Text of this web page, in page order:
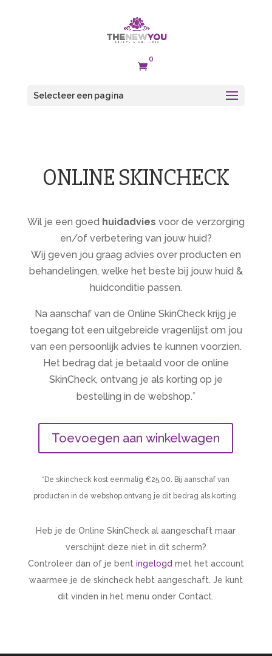

0
Selecteer een pagina
ONLINE SKINCHECK
Wil je een goed huidadvies voor de verzorging
en/of verbetering van jouw huid?
Wij geven jou graag advies over producten en
behandelingen, welke het beste bij jouw huid &
huidconditie passen.
Na aanschaf van de Online SkinCheck krijg je
toegang tot een uitgebreide vragenlijst om jou
van een persoonlijk advies te kunnen voorzien.
Het bedrag dat je betaald voor de online
SkinCheck, ontvang je als korting op je
bestelling in de webshop.*
Toevoegen aan winkelwagen
*De skincheck kost eenmalig €25,00. Bij aanschaf van
producten in de webshop ontvang je dit bedrag als korting.
Heb je de Online SkinCheck al aangeschaft maar
verschijnt deze niet in dit scherm?
Controleer dan of je bent ingelogd met het account
waarmee je de skincheck hebt aangeschaft. Je kunt
dit vinden in het menu onder Contact.